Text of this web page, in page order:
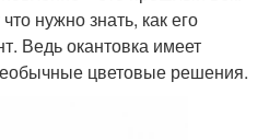
нужно знать, как его
Ведь окантовка имеет
цветовые решения.